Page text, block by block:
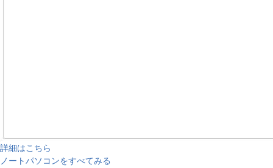
詳細はこちら
ノートパソコンをすべてみる